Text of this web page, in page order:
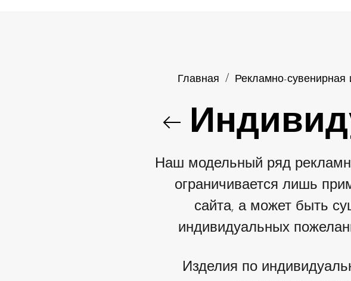
Главная / Рекламно-сувенирная
Наш модельный ряд
ограничивается лишь
сайта, а может быть
индивидуальных
Изделия по